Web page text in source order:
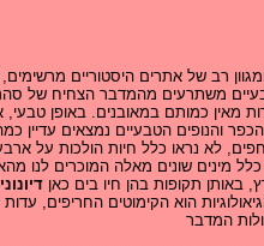
רב של אתרים היסטוריים
משתרעים מהמדבר הצחיח של
מאין כמותם במאובנים. באופן
והנופים הטבעיים נמצאים עדיין
לא נראו כלל חיות הולכות על
מינים שונים מאלה המוכרים לנו
תקופות בהן חיו בים כאן
הוא הקימוטים החריפים,
המדבר